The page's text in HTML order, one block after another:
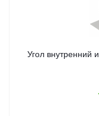
Угол внутренний